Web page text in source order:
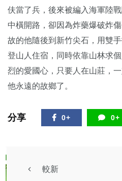
伕當了兵，後來被編入海軍陸
中橫開路，卻因為炸藥爆破炸
故的他隨後到新竹尖石，用雙
登山人住宿，同時依靠山林求
烈的愛國心，只要人在山莊，
他永遠的故鄉了。
分享 0+ 0+
較新